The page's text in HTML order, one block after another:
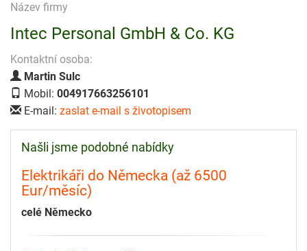
Název firmy
Intec Personal GmbH & Co. KG
Kontaktní osoba:
Martin Sulc
Mobil: 004917663256101
E-mail: zaslat e-mail s životopisem
Našli jsme podobné nabídky
Elektrikáři do Německa (až 6500
Eur/měsíc)
celé Německo